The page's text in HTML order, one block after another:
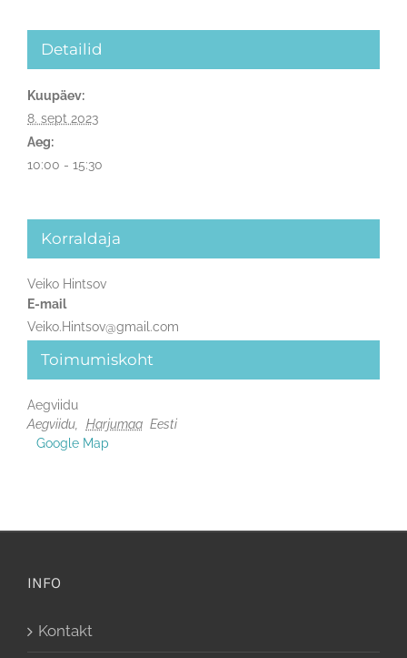
Detailid
Kuupäev:
8. sept 2023
Aeg:
10:00 - 15:30
Toimumiskoht
Aegviidu
Aegviidu
Harjumaa Eesti
+ Google Map
Korraldaja
Veiko Hintsov
E-mail
Veiko.Hintsov@gmail.com
INFO
Kontakt